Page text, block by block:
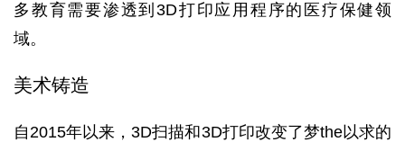
多教育需要渗透到3D打印应用程序的医疗保健领
域。
美术铸造
自2015年以来，3D扫描和3D打印改变了梦the以求的